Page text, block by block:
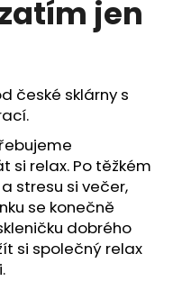
jen
české sklárny s
si relax. Po těžkém
stresu si večer,
se konečně
dobrého
si společný relax